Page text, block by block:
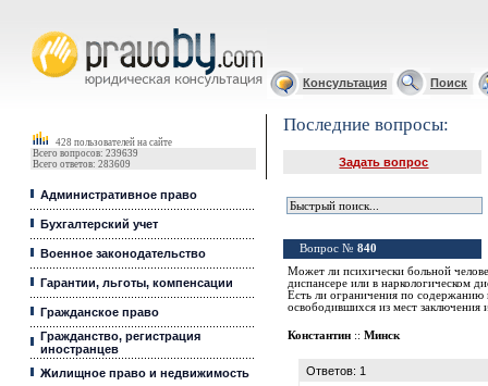
Консультация Поиск
428 пользователей на сайте
Всего вопросов: 239639
Всего ответов: 283609
Административное право
Бухгалтерский учет
Военное законодательство
Гарантии, льготы, компенсации
Гражданское право
Гражданство, регистрация
иностранцев
Жилищное право и недвижимость
Последние вопросы:
Задать вопрос
Вопрос № 840
Может ли психически больной
диспансере или в наркологическом
Есть ли ограничения по
освободившихся из мест заключения
Константин :: Минск
Ответов: 1